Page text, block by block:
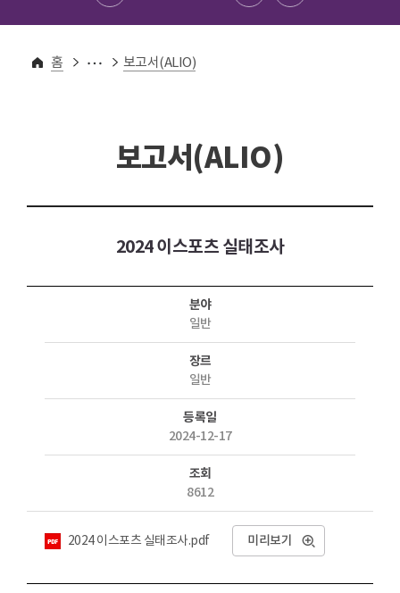
홈
콘텐츠지식
연구보고서 보고서(ALIO)
보고서(ALIO)
2024 이스포츠 실태조사
분야
일반
장르
일반
등록일
2024-12-17
조회
8612
2024 이스포츠 실태조사.pdf
미리보기